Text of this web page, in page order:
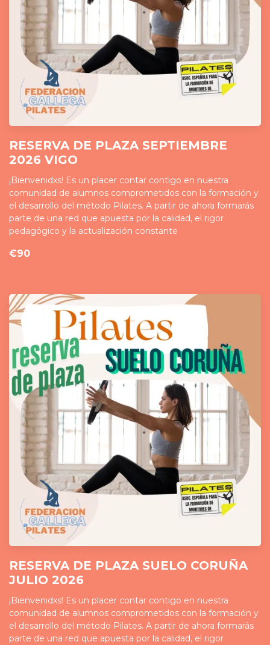
RESERVA DE PLAZA SEPTIEMBRE
2026 VIGO
¡Bienvenidxs! Es un placer contar contigo en nuestra
comunidad de alumnos comprometidos con la formación y
el desarrollo del método Pilates. A partir de ahora formarás
parte de una red que apuesta por la calidad, el rigor
pedagógico y la actualización constante
€90
RESERVA DE PLAZA SUELO CORUÑA
JULIO 2026
¡Bienvenidxs! Es un placer contar contigo en nuestra
comunidad de alumnos comprometidos con la formación y
el desarrollo del método Pilates. A partir de ahora formarás
parte de una red que apuesta por la calidad, el rigor